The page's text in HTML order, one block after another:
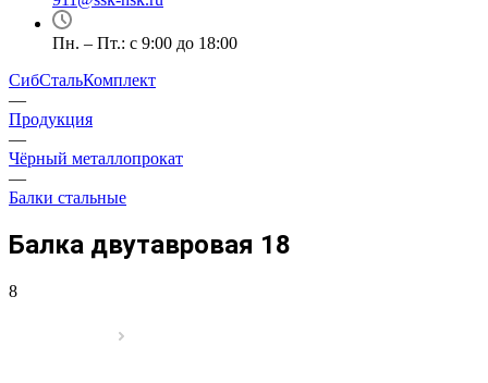
Пн. – Пт.: с 9:00 до 18:00
СибСтальКомплект
—
Продукция
—
Чёрный металлопрокат
—
Балки стальные
Балка двутавровая 18
8